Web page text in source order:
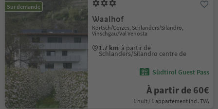
Sur demande
Waalhof
Kortsch/Corzes, Schlanders/Silandro,
Vinschgau/Val Venosta
1.7 km à partir de
Schlanders/Silandro centre de
Südtirol Guest Pass
À partir de 60€
1 nuit / 1 appartement incl. TVA